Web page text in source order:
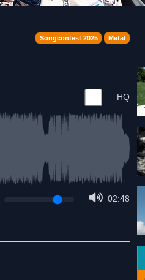
Songcontest 2025 Metal
HQ
02:48